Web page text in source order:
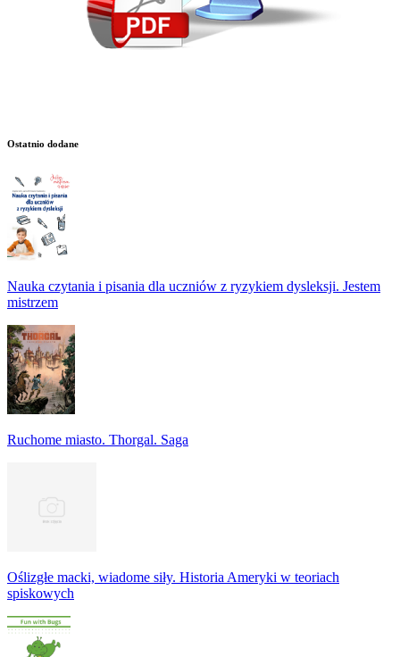
Ostatnio dodane
Nauka czytania i pisania dla uczniów z ryzykiem dysleksji. Jestem
mistrzem
Ruchome miasto. Thorgal. Saga
Oślizgłe macki, wiadome siły. Historia Ameryki w teoriach
spiskowych